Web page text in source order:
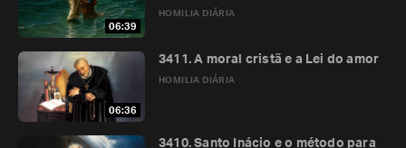
06:39
HOMILIA DIÁRIA
06:36
HOMILIA DIÁRIA
3411. A moral cristã e a Lei do amor
3410. Santo Inácio e o método para